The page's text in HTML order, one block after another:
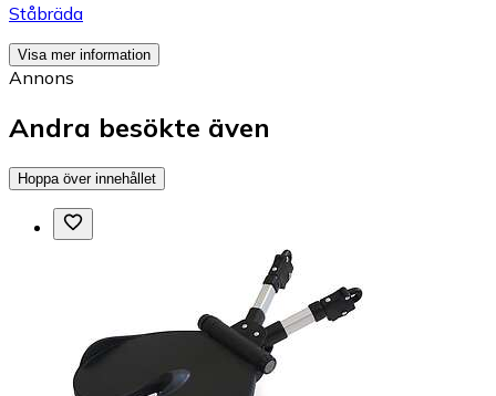
Ståbräda
Visa mer information
Annons
Andra besökte även
Hoppa över innehållet